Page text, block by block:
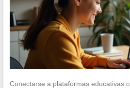
Conectarse a plataformas educativas